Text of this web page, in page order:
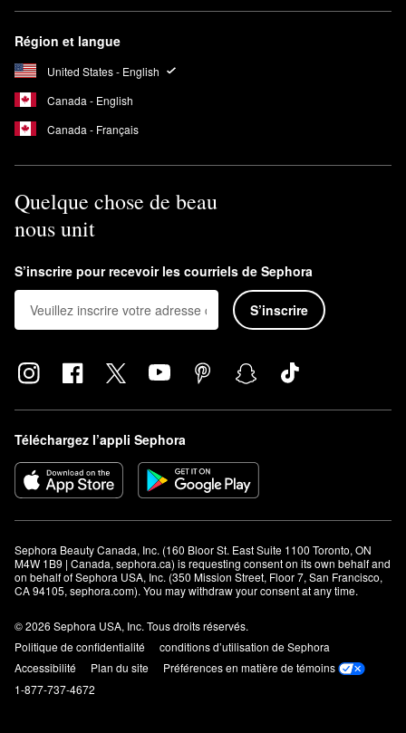
Région et langue
United States - English
Canada - English
Canada - Français
Quelque chose de beau
nous unit
S’inscrire pour recevoir les courriels de Sephora
S’inscrire
Téléchargez l’appli Sephora
Sephora Beauty Canada, Inc. (160 Bloor St. East Suite 1100 Toronto, ON
M4W 1B9 | Canada, sephora.ca) is requesting consent on its own behalf and
on behalf of Sephora USA, Inc. (350 Mission Street, Floor 7, San Francisco,
CA 94105, sephora.com). You may withdraw your consent at any time.
© 2026 Sephora USA, Inc. Tous droits réservés.
Politique de confidentialité
conditions d’utilisation de Sephora
Accessibilité
Plan du site
Préférences en matière de témoins
1-877-737-4672